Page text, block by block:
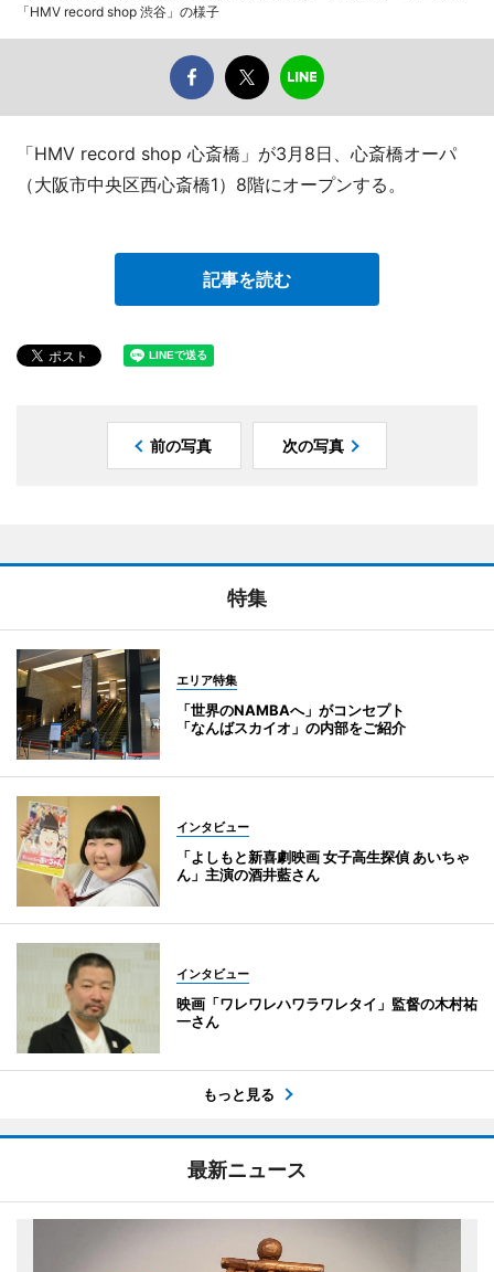
「HMV record shop 渋谷」の様子
「HMV record shop 心斎橋」が3月8日、心斎橋オーパ
（大阪市中央区西心斎橋1）8階にオープンする。
記事を読む
前の写真 次の写真
特集
エリア特集
「世界のNAMBAへ」がコンセプト
「なんばスカイオ」の内部をご紹介
インタビュー
「よしもと新喜劇映画 女子高生探偵 あいちゃ
ん」主演の酒井藍さん
インタビュー
映画「ワレワレハワラワレタイ」監督の木村祐
一さん
もっと見る
最新ニュース